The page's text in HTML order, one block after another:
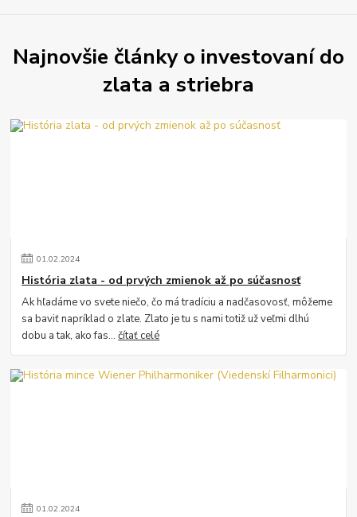
Najnovšie články o investovaní do
zlata a striebra
01.02.2024
História zlata - od prvých zmienok až po súčasnosť
Ak hľadáme vo svete niečo, čo má tradíciu a nadčasovosť, môžeme
sa baviť napríklad o zlate. Zlato je tu s nami totiž už veľmi dlhú
dobu a tak, ako fas...čítať celé
01.02.2024